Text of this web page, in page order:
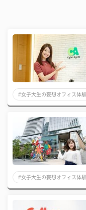
#女子大生の妄想オフィス体験
#女子大生の妄想オフィス体験